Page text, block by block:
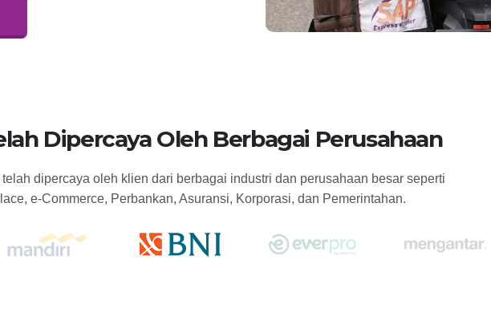
Dipercaya Oleh Berbagai Perusahaan
dipercaya oleh klien dari berbagai industri dan perusahaan besar seperti
e-Commerce, Perbankan, Asuransi, Korporasi, dan Pemerintahan.